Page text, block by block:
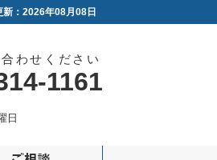
新：2026年08月08日
わせください
1161
日